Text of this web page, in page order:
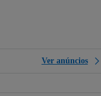
Ver anúncios